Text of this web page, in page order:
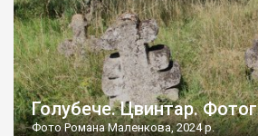
Голубече. Цвинтар.
Фото Романа Маленкова, 2024 р.